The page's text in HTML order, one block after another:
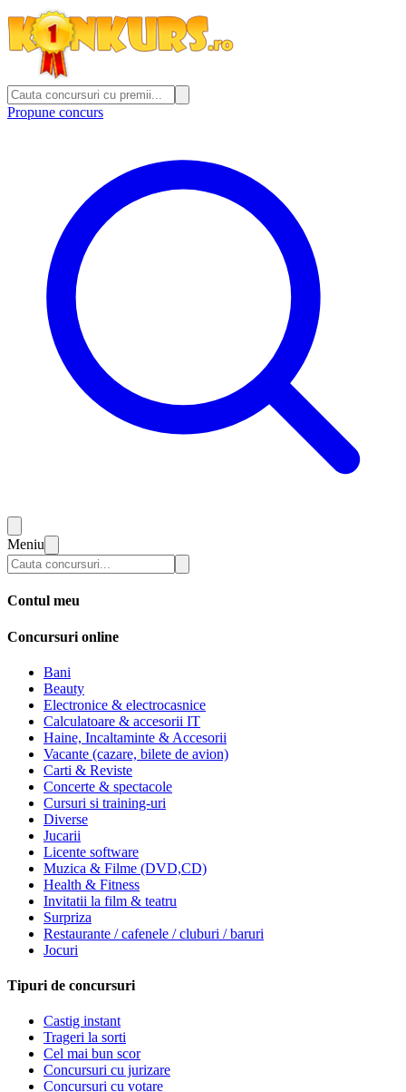
Propune concurs
Meniu
Contul meu
Concursuri online
Bani
Beauty
Electronice & electrocasnice
Calculatoare & accesorii IT
Haine, Incaltaminte & Accesorii
Vacante (cazare, bilete de avion)
Carti & Reviste
Concerte & spectacole
Cursuri si training-uri
Diverse
Jucarii
Licente software
Muzica & Filme (DVD,CD)
Health & Fitness
Invitatii la film & teatru
Surpriza
Restaurante / cafenele / cluburi / baruri
Jocuri
Tipuri de concursuri
Castig instant
Trageri la sorti
Cel mai bun scor
Concursuri cu jurizare
Concursuri cu votare